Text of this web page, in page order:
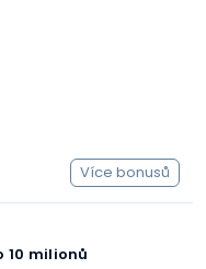
Více bonusů
10 milionů